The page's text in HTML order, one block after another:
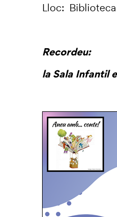
Lloc: Biblioteca
Recordeu:
la Sala Infantil